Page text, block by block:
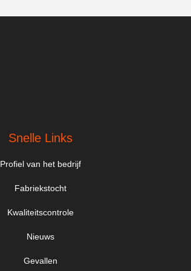
Snelle Links
Profiel van het bedrijf
Fabriekstocht
Kwaliteitscontrole
Nieuws
Gevallen